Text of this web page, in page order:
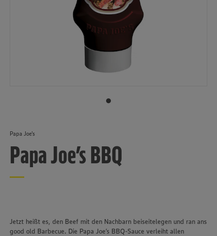
Papa Joe's
Papa Joe’s BBQ
Jetzt heißt es, den Beef mit den Nachbarn beiseitelegen und ran ans
good old Barbecue. Die Papa Joe’s BBQ-Sauce verleiht allen